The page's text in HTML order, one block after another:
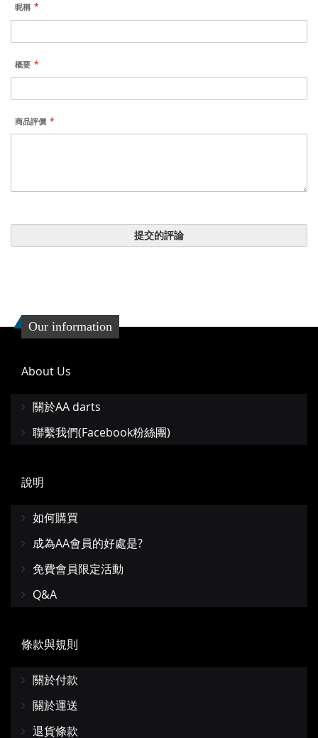
昵稱
概要
商品評價
提交的評論
Our information
About Us
關於AA darts
聯繫我們(Facebook粉絲團)
說明
如何購買
成為AA會員的好處是?
免費會員限定活動
Q&A
條款與規則
關於付款
關於運送
退貨條款